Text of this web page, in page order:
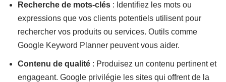
Recherche de mots-clés : Identifiez les mots ou
expressions que vos clients potentiels utilisent pour
rechercher vos produits ou services. Outils comme
Google Keyword Planner peuvent vous aider.
Contenu de qualité : Produisez un contenu pertinent et
engageant. Google privilégie les sites qui offrent de la